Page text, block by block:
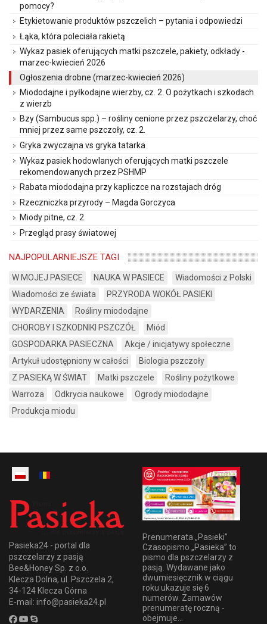
pomocy?
Etykietowanie produktów pszczelich – pytania i odpowiedzi
Łąka, która poleciała rakietą
Wykaz pasiek oferujących matki pszczele, pakiety, odkłady -
marzec-kwiecień 2026
Ogłoszenia drobne (marzec-kwiecień 2026)
Miododajne i pyłkodajne wierzby, cz. 2. O pożytkach i szkodach
z wierzb
Bzy (Sambucus spp.) – rośliny cenione przez pszczelarzy, choć
mniej przez same pszczoły, cz. 2.
Gryka zwyczajna vs gryka tatarka
Wykaz pasiek hodowlanych oferujących matki pszczele
rekomendowanych przez PSHMP
Rabata miododajna przy kapliczce na rozstajach dróg
Rzeczniczka przyrody – Magda Gorczyca
Miody pitne, cz. 2.
Przegląd prasy światowej
NAJPOPULARNIEJSZE TAGI
W MOJEJ PASIECE NAUKA W PASIECE
Wiadomości z Polski
Wiadomości ze świata
PRZYRODA WOKÓŁ PASIEKI
WYDARZENIA
Rośliny miododajne
CHOROBY I SZKODNIKI PSZCZÓŁ
Miód
GOSPODARKA PASIECZNA
Akcje / inicjatywy społeczne
Artykuł udostępniony w całości
Biologia pszczoły
Z PASIEKĄ W ŚWIAT
Matki pszczele
Rośliny pożytkowe
Warroza
Odkrycia naukowe
Ogrody miododajne
Produkcja miodu
Pasieka24 - portal dla
pszczelarzy z pasją
Bee&Honey Sp. z o.o.
Klecza Dolna, ul. Pszczela 2,
34-124 Klecza Górna
E-mail: info@pasieka24.pl
Prenumerata „Pasieki”
Czasopismo „Pasieka” to
pismo dla pszczelarzy z
pasją. Wydawane jako
dwumiesięcznik w ciągu
roku ukazuje się 6
numerów. Zamawów
prenumeratę roczną -
obejmuje...